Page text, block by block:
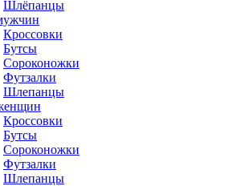
Шлёпанцы
Кроссовки
Бутсы
Сороконожки
Футзалки
Шлепанцы
Кроссовки
Бутсы
Сороконожки
Футзалки
Шлепанцы